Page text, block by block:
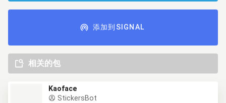
添加到SIGNAL
相关的包
Kaoface
StickersBot